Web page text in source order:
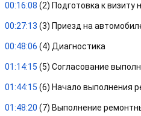
00:16:08 (2) Подготовка к визиту
00:27:13 (3) Приезд на
00:48:06 (4) Диагностика
01:14:15 (5) Согласование
01:44:15 (6) Начало выполнения
01:48:20 (7) Выполнение